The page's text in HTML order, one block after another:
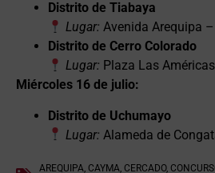
Distrito de Tiabaya
Lugar: Avenida Arequipa
Distrito de Cerro Colorado
Lugar: Plaza Las Américas
Miércoles 16 de julio:
Distrito de Uchumayo
Lugar: Alameda de
AREQUIPA CAYMA CERCADO,